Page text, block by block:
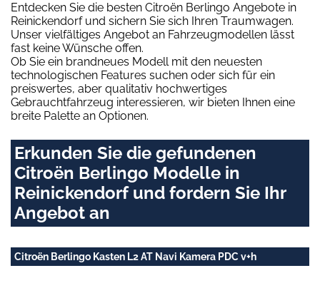
Entdecken Sie die besten Citroën Berlingo Angebote in
Reinickendorf und sichern Sie sich Ihren Traumwagen.
Unser vielfältiges Angebot an Fahrzeugmodellen lässt
fast keine Wünsche offen.
Ob Sie ein brandneues Modell mit den neuesten
technologischen Features suchen oder sich für ein
preiswertes, aber qualitativ hochwertiges
Gebrauchtfahrzeug interessieren, wir bieten Ihnen eine
breite Palette an Optionen.
Erkunden Sie die gefundenen
Citroën Berlingo Modelle in
Reinickendorf und fordern Sie Ihr
Angebot an
Citroën Berlingo Kasten L2 AT Navi Kamera PDC v+h